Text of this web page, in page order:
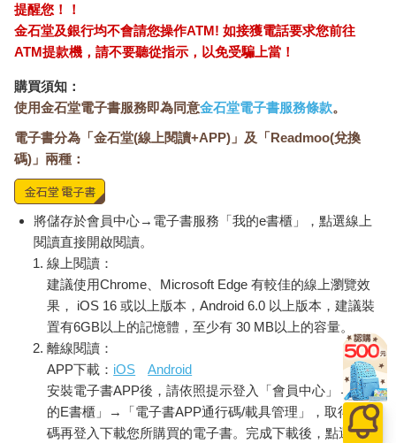
提醒您！！
金石堂及銀行均不會請您操作ATM! 如接獲電話要求您前往
ATM提款機，請不要聽從指示，以免受騙上當！
購買須知：
使用金石堂電子書服務即為同意金石堂電子書服務條款。
電子書分為「金石堂(線上閱讀+APP)」及「Readmoo(兌換
碼)」兩種：
將儲存於會員中心→電子書服務「我的e書櫃」，點選線上
閱讀直接開啟閱讀。
線上閱讀：
建議使用Chrome、Microsoft Edge 有較佳的線上瀏覽效
果， iOS 16 或以上版本，Android 6.0 以上版本，建議裝
置有6GB以上的記憶體，至少有 30 MB以上的容量。
離線閱讀：
APP下載： iOS
Android
安裝電子書APP後，請依照提示登入「會員中心」→「我
的E書櫃」→「電子書APP通行碼/載具管理」，取得通行
碼再登入下載您所購買的電子書。完成下載後，點選任一